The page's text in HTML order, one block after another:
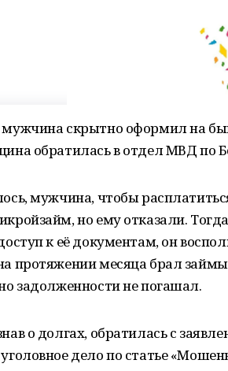
скрытно оформил на
обратилась в отдел МВД по
мужчина, чтобы
но ему отказали.
к её документам, он
протяжении месяца брал
задолженности не погашал.
о долгах, обратилась с
дело по статье